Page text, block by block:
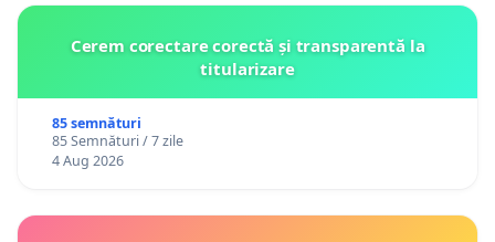
Cerem corectare corectă și transparentă la
titularizare
85 semnături
85 Semnături / 7 zile
4 Aug 2026